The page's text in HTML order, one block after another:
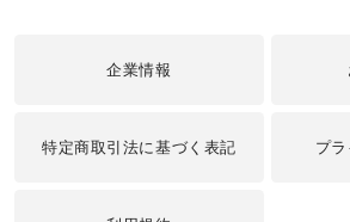
企業情報
特定商取引法に基づく表記 プ